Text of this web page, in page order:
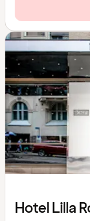
Hotel Lilla